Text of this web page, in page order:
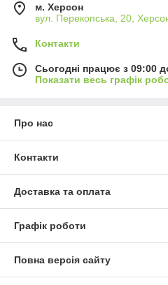
м. Херсон
вул. Перекопська, 20,
Контакти
Сьогодні працює з 09:00
Показати весь графік
Про нас
Контакти
Доставка та оплата
Графік роботи
Повна версія сайту